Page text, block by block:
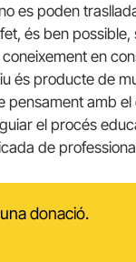
es poden
és ben possible,
en
és producte de
pensament amb el
el procés
de
donació.